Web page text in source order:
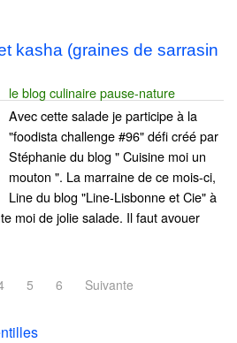
kasha (graines de sarrasin
le blog culinaire pause-nature
Avec cette salade je participe à la
"foodista challenge #96" défi créé par
Stéphanie du blog " Cuisine moi un
mouton ". La marraine de ce mois-ci,
Line du blog "Line-Lisbonne et Cie" à
moi de jolie salade. Il faut avouer
5 6 Suivante